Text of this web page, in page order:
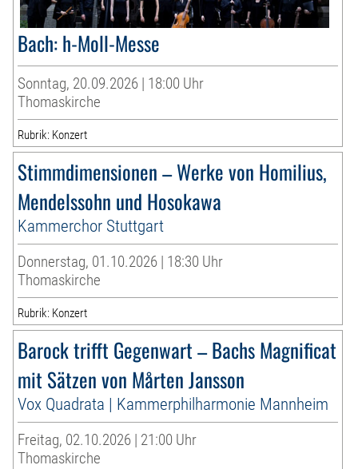
Bach: h-Moll-Messe
Sonntag, 20.09.2026 | 18:00 Uhr
Thomaskirche
Rubrik: Konzert
Stimmdimensionen – Werke von Homilius,
Mendelssohn und Hosokawa
Kammerchor Stuttgart
Donnerstag, 01.10.2026 | 18:30 Uhr
Thomaskirche
Rubrik: Konzert
Barock trifft Gegenwart – Bachs Magnificat
mit Sätzen von Mårten Jansson
Vox Quadrata | Kammerphilharmonie Mannheim
Freitag, 02.10.2026 | 21:00 Uhr
Thomaskirche